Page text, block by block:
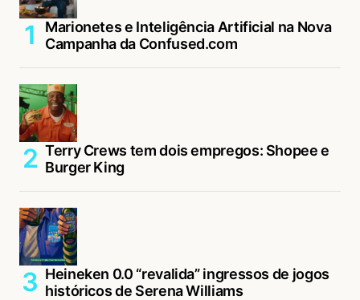
Marionetes e Inteligência Artificial na Nova
Campanha da Confused.com
Terry Crews tem dois empregos: Shopee e
Burger King
Heineken 0.0 “revalida” ingressos de jogos
históricos de Serena Williams